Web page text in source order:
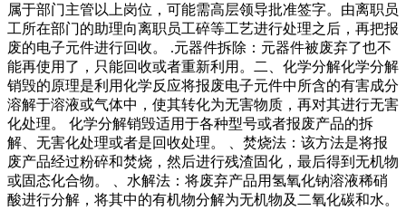
属于部门主管以上岗位，可能需高层领导批准签字。由离职员
工所在部门的助理向离职员工碎等工艺进行处理之后，再把报
废的电子元件进行回收。 .元器件拆除：元器件被废弃了也不
能再使用了，只能回收或者重新利用。二、化学分解化学分解
销毁的原理是利用化学反应将报废电子元件中所含的有害成分
溶解于溶液或气体中，使其转化为无害物质，再对其进行无害
化处理。 化学分解销毁适用于各种型号或者报废产品的拆
解、无害化处理或者是回收处理。 、焚烧法：该方法是将报
废产品经过粉碎和焚烧，然后进行残渣固化，最后得到无机物
或固态化合物。 、水解法：将废弃产品用氢氧化钠溶液稀硝
酸进行分解，将其中的有机物分解为无机物及二氧化碳和水。